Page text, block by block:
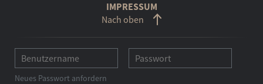
IMPRESSUM
Nach oben
Neues Passwort anfordern